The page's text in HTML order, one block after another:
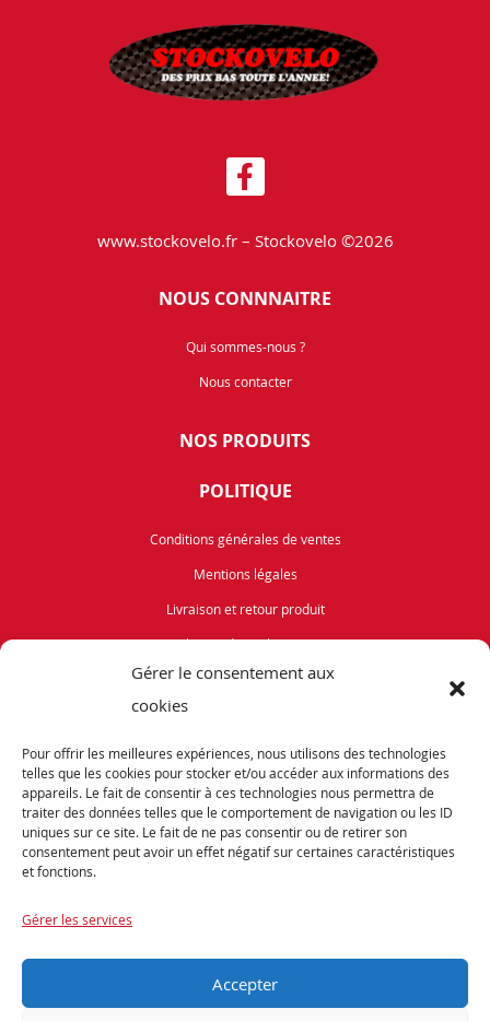
Gérer le consentement aux
cookies
Pour offrir les meilleures expériences, nous utilisons des technologies
telles que les cookies pour stocker et/ou accéder aux informations des
appareils. Le fait de consentir à ces technologies nous permettra de
traiter des données telles que le comportement de navigation ou les ID
uniques sur ce site. Le fait de ne pas consentir ou de retirer son
consentement peut avoir un effet négatif sur certaines caractéristiques
et fonctions.
Gérer les services
Accepter
www.stockovelo.fr – Stockovelo ©2026
NOUS CONNNAITRE
Qui sommes-nous ?
Nous contacter
NOS PRODUITS
POLITIQUE
Conditions générales de ventes
Mentions légales
Livraison et retour produit
Politique de cookies (UE)
Occasions
ABONNEZ-VOUS
Recevez notre newsletter et tenez vous informés de nos dernières offres et